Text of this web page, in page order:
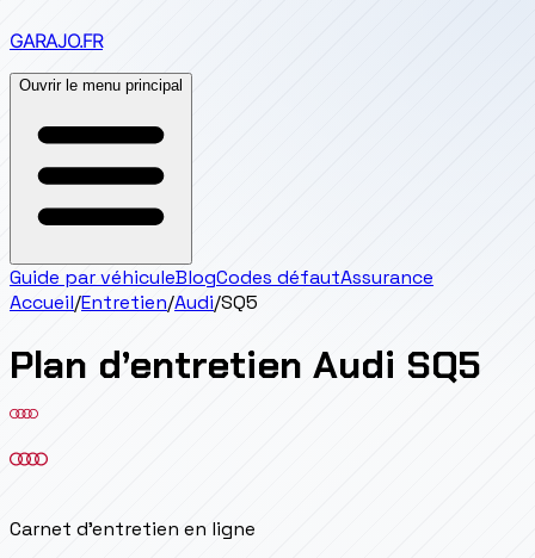
GARAJO.FR
Ouvrir le menu principal
Guide par véhiculeBlogCodes défautAssurance
Accueil/Entretien/Audi/SQ5
Plan d’entretien Audi SQ5
Carnet d'entretien en ligne